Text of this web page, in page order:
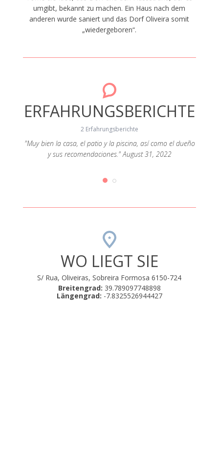
umgibt, bekannt zu machen. Ein Haus nach dem
anderen wurde saniert und das Dorf Oliveira somit
„wiedergeboren“.
ERFAHRUNGSBERICHTE
2 Erfahrungsberichte
"Muy bien la casa, el patio y la piscina, así como el dueño
y sus recomendaciones." August 31, 2022
WO LIEGT SIE
S/ Rua, Oliveiras, Sobreira Formosa 6150-724
Breitengrad: 39.789097748898
Längengrad: -7.8325526944427